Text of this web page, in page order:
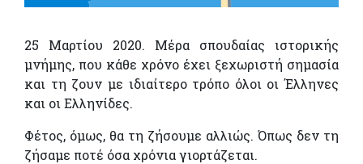
25 Μαρτίου 2020. Μέρα σπουδαίας ιστορικής
μνήμης, που κάθε χρόνο έχει ξεχωριστή σημασία
και τη ζουν με ιδιαίτερο τρόπο όλοι οι Έλληνες
και οι Ελληνίδες.
Φέτος, όμως, θα τη ζήσουμε αλλιώς. Όπως δεν τη
ζήσαμε ποτέ όσα χρόνια γιορτάζεται.